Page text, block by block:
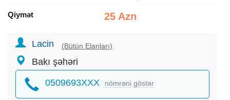
Qiymət 25 Azn
Lacin (Bütün Elanları)
Bakı şəhəri
0509693XXX nömrəni göstər